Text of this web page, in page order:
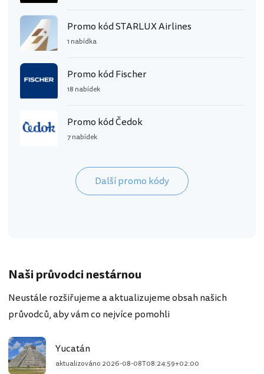
Promo kód STARLUX Airlines
1 nabídka
Promo kód Fischer
18 nabídek
Promo kód Čedok
7 nabídek
Další promo kódy
Naši průvodci nestárnou
Neustále rozšiřujeme a aktualizujeme obsah našich
průvodců, aby vám co nejvíce pomohli
Yucatán
aktualizováno 2026-08-08T08:24:59+02:00